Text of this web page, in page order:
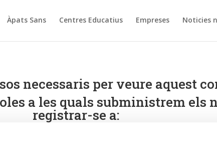
Àpats Sans Centres Educatius Empreses Noticies
necessaris per veure aquest
a les quals subministrem els
registrar-se a: